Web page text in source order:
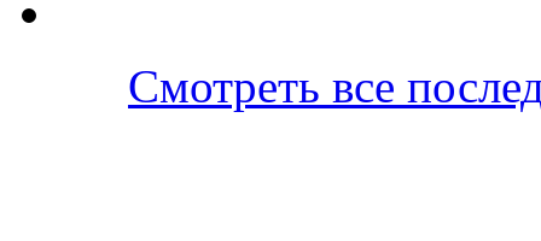
Смотреть все